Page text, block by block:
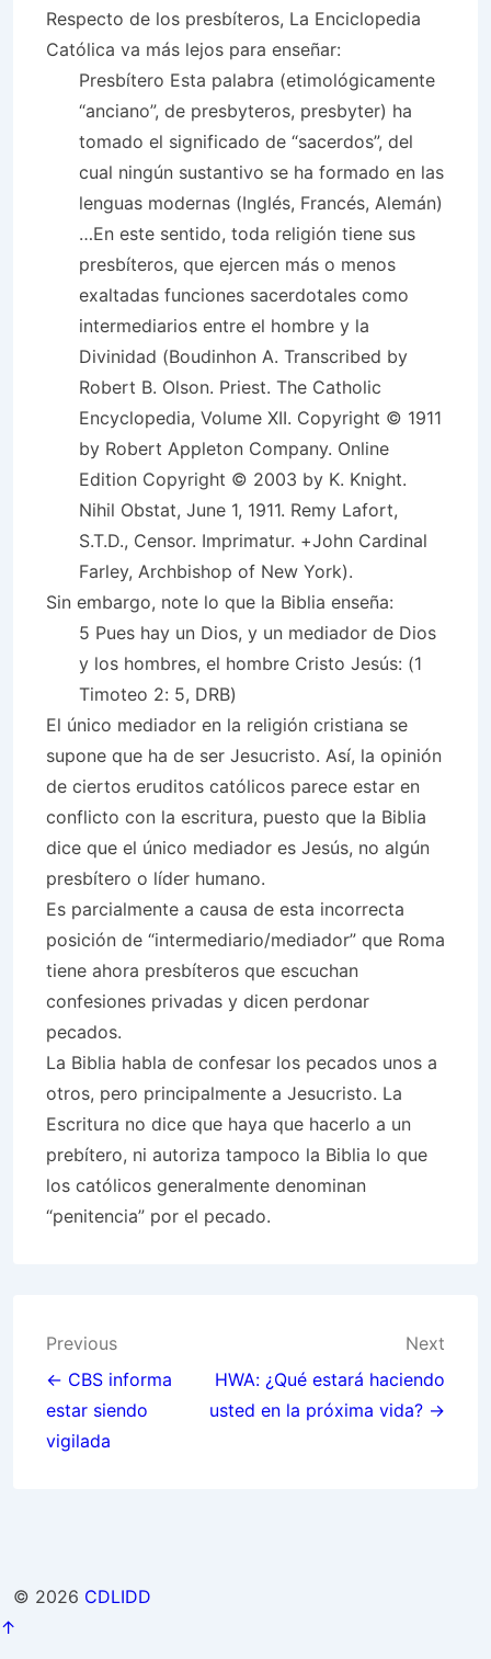
Respecto de los presbíteros, La Enciclopedia
Católica va más lejos para enseñar:
Presbítero Esta palabra (etimológicamente
“anciano”, de presbyteros, presbyter) ha
tomado el significado de “sacerdos”, del
cual ningún sustantivo se ha formado en las
lenguas modernas (Inglés, Francés, Alemán)
…En este sentido, toda religión tiene sus
presbíteros, que ejercen más o menos
exaltadas funciones sacerdotales como
intermediarios entre el hombre y la
Divinidad (Boudinhon A. Transcribed by
Robert B. Olson. Priest. The Catholic
Encyclopedia, Volume XII. Copyright © 1911
by Robert Appleton Company. Online
Edition Copyright © 2003 by K. Knight.
Nihil Obstat, June 1, 1911. Remy Lafort,
S.T.D., Censor. Imprimatur. +John Cardinal
Farley, Archbishop of New York).
Sin embargo, note lo que la Biblia enseña:
5 Pues hay un Dios, y un mediador de Dios
y los hombres, el hombre Cristo Jesús: (1
Timoteo 2: 5, DRB)
El único mediador en la religión cristiana se
supone que ha de ser Jesucristo. Así, la opinión
de ciertos eruditos católicos parece estar en
conflicto con la escritura, puesto que la Biblia
dice que el único mediador es Jesús, no algún
presbítero o líder humano.
Es parcialmente a causa de esta incorrecta
posición de “intermediario/mediador” que Roma
tiene ahora presbíteros que escuchan
confesiones privadas y dicen perdonar
pecados.
La Biblia habla de confesar los pecados unos a
otros, pero principalmente a Jesucristo. La
Escritura no dice que haya que hacerlo a un
prebítero, ni autoriza tampoco la Biblia lo que
los católicos generalmente denominan
“penitencia” por el pecado.
Post
navigation
Previous
← CBS informa
estar siendo
vigilada
Next
HWA: ¿Qué estará haciendo
usted en la próxima vida? →
© 2026 CDLIDD
↑